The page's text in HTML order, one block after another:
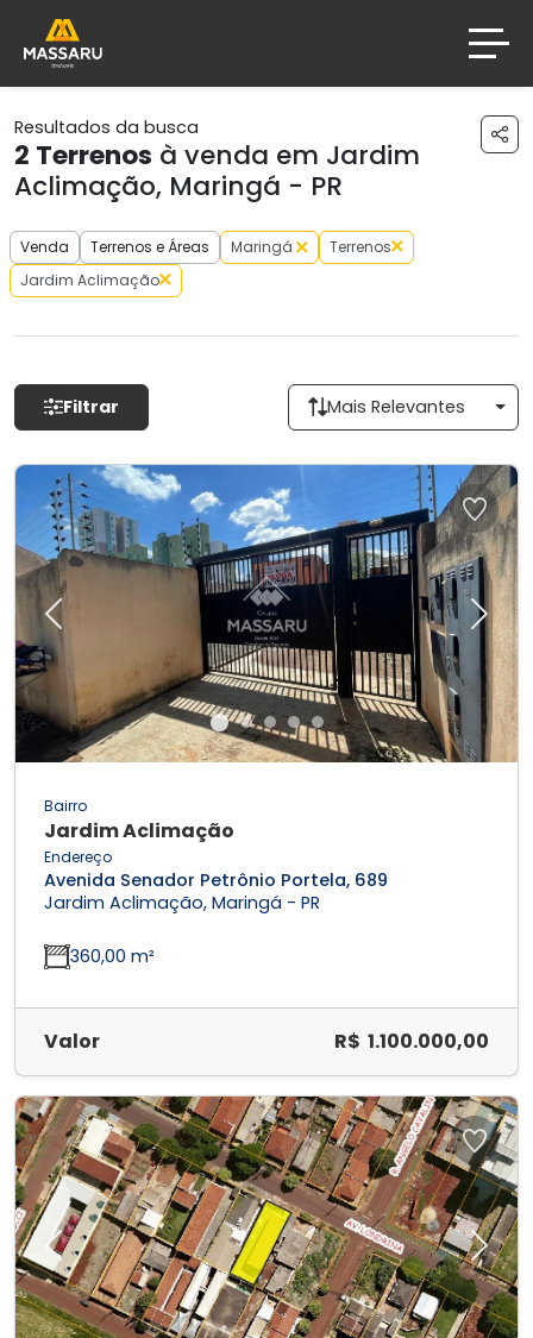
Resultados da busca
2 Terrenos à venda em Jardim
Aclimação, Maringá - PR
Venda Terrenos e Áreas Maringá
Terrenos
Jardim Aclimação
Filtrar Mais Relevantes
Previous Next
Bairro
Jardim Aclimação
Endereço
Avenida Senador Petrônio Portela, 689
Jardim Aclimação, Maringá - PR
360,00 m²
Valor R$ 1.100.000,00
Previous Next